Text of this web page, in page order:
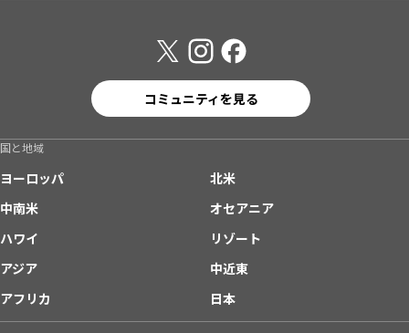
コミュニティを見る
国と地域
ヨーロッパ
北米
中南米
オセアニア
ハワイ
リゾート
アジア
中近東
アフリカ
日本